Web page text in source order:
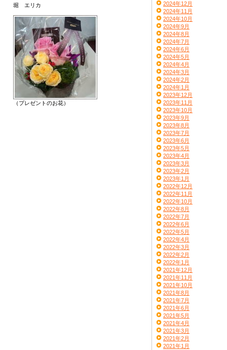
堀 エリカ
（プレゼントのお花）
2024年12月
2024年11月
2024年10月
2024年9月
2024年8月
2024年7月
2024年6月
2024年5月
2024年4月
2024年3月
2024年2月
2024年1月
2023年12月
2023年11月
2023年10月
2023年9月
2023年8月
2023年7月
2023年6月
2023年5月
2023年4月
2023年3月
2023年2月
2023年1月
2022年12月
2022年11月
2022年10月
2022年8月
2022年7月
2022年6月
2022年5月
2022年4月
2022年3月
2022年2月
2022年1月
2021年12月
2021年11月
2021年10月
2021年8月
2021年7月
2021年6月
2021年5月
2021年4月
2021年3月
2021年2月
2021年1月